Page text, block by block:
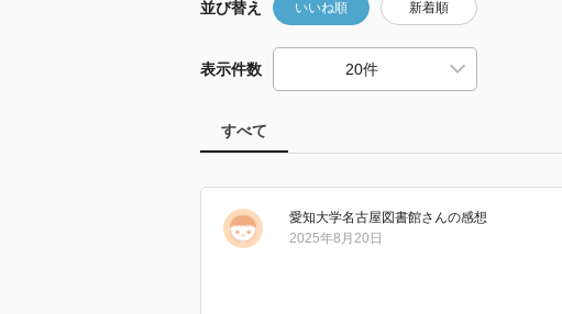
並び替え いいね順 新着順
表示件数
すべて
愛知大学名古屋図書館さんの感想
2025年8月20日